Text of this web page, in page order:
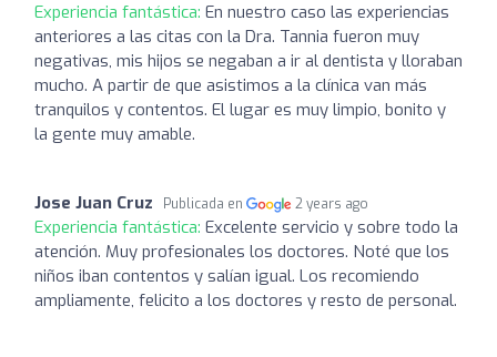
Experiencia fantástica: En nuestro caso las experiencias
anteriores a las citas con la Dra. Tannia fueron muy
negativas, mis hijos se negaban a ir al dentista y lloraban
mucho. A partir de que asistimos a la clínica van más
tranquilos y contentos. El lugar es muy limpio, bonito y
la gente muy amable.
Jose Juan Cruz Publicada en 2 years ago
Experiencia fantástica: Excelente servicio y sobre todo la
atención. Muy profesionales los doctores. Noté que los
niños iban contentos y salían igual. Los recomiendo
ampliamente, felicito a los doctores y resto de personal.